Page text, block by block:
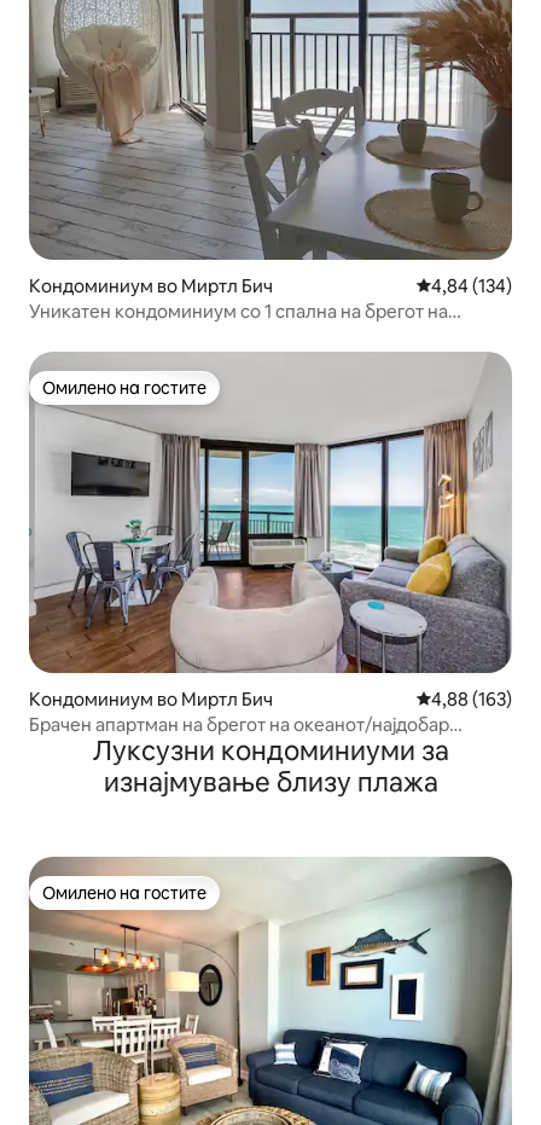
Кондоминиум во Миртл Бич Просечна
4,84 (134)
Уникатен кондоминиум со 1 спална на брегот на
Омилено на гостите
Омилено на гостите
Кондоминиум во Миртл Бич Просечна
4,88 (163)
Брачен апартман на брегот на океанот/најдобар
распоредЛуксузни кондоминиуми за
изнајмување близу плажа
Омилено на гостите
Омилено на гостите